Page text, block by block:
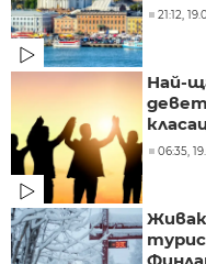
21:12,
Най-
06:35,